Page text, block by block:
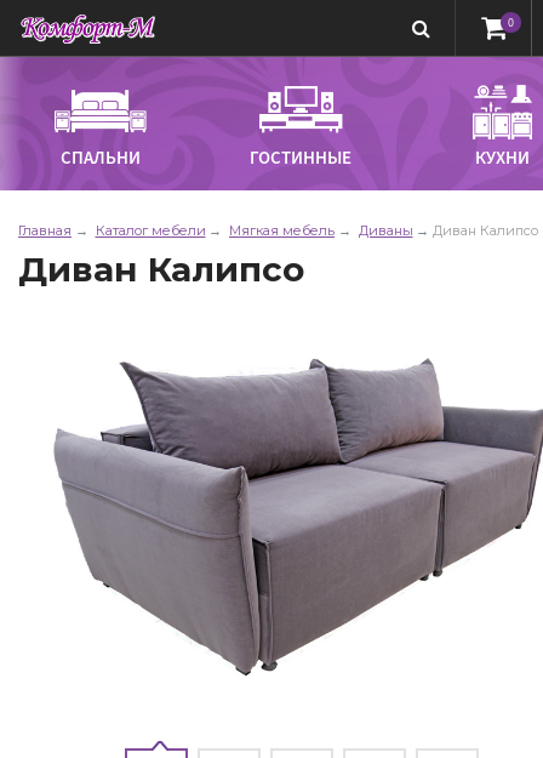
0
СПАЛЬНИ ГОСТИННЫЕ КУХНИ
Главная Каталог мебели Мягкая мебель Диваны Диван Калипсо
Диван Калипсо